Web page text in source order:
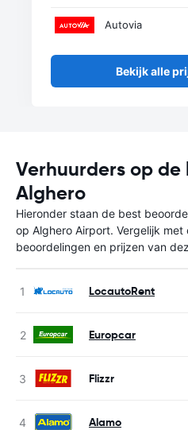
Autovia
Bekijk alle
Verhuurders op
Alghero
Hieronder staan de best
op Alghero Airport. Vergelijk
beoordelingen en prijzen van
LocautoRent
Europcar
Flizzr
Alamo